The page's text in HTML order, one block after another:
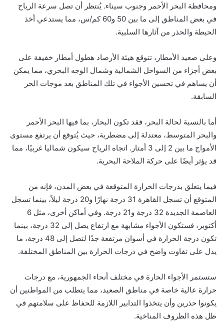
ومحافظة البحر الأحمر وجنوب سيناء. يُنتظر أن تصل سرعة الرياح
في بعض المناطق إلى ما بين 50 و60 كم/س، مما يستدعي أخذ
الحيطة والحذر من آثارها السلبية.
وعلى صعيد الأمطار، تتوقع هيئة الأرصاد هطول أمطار خفيفة على
بعض أجزاء من السواحل الشمالية وشمال الوجه البحري، مما يمكن
أن يساهم في تحسين الأجواء في تلك المناطق بعد موجات الحر
السابقة.
أما بالنسبة لحالة البحر، فقد تكون البحار، بما فيها البحر الأحمر
والبحر المتوسط، معتدلة إلى مضطربة، حيث يُتوقع أن يرتفع مستوى
الأمواج ما بين 2 إلى 3 أمتار. اتجاه الرياح سيكون شماليا غربيًا، مما
قد يؤثر أيضًا على حركة الملاحة البحرية.
فيما يتعلق بدرجات الحرارة المتوقعة في بعض المدن، فإنه من
المتوقع أن تسجل القاهرة 31 درجة نهارًا و20 درجة ليلاً، بينما تسجل
العاصمة الجديدة 32 درجة و21 درجة. وفي أماكن أخرى، مثل 6
أكتوبر، فستكون الأجواء مشابهة مع ارتفاع يصل إلى 32 درجة، بينما
تكون درجة الحرارة في أسوان مرتفعة جدًا لتصل إلى 48 درجة، ما
يدل على تفاوت واضح في درجات الحرارة بين المناطق المختلفة.
ستستمر الأجواء الحارة في مختلف أنحاء الجمهورية، مع درجات
حرارة عالية خاصة في مناطق الصعيد، مما يتطلب من المواطنين أن
يكونوا حذرين وأن يتخذوا التدابير اللازمة للحفاظ على سلامتهم في
ظل هذه الظروف المناخية.